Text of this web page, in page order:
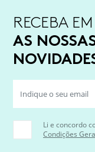
RECEBA
AS
Li e concordo
Condições